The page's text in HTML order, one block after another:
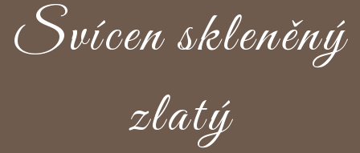
Svícen skleněný
zlatý